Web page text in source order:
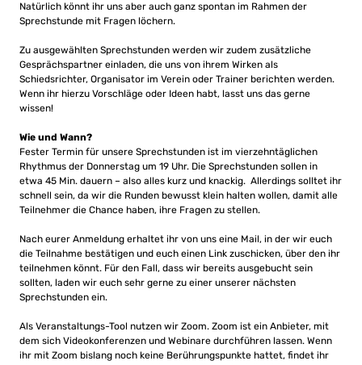
Natürlich könnt ihr uns aber auch ganz spontan im Rahmen der
Sprechstunde mit Fragen löchern.
Zu ausgewählten Sprechstunden werden wir zudem zusätzliche
Gesprächspartner einladen, die uns von ihrem Wirken als
Schiedsrichter, Organisator im Verein oder Trainer berichten werden.
Wenn ihr hierzu Vorschläge oder Ideen habt, lasst uns das gerne
wissen!
Wie und Wann?
Fester Termin für unsere Sprechstunden ist im vierzehntäglichen
Rhythmus der Donnerstag um 19 Uhr. Die Sprechstunden sollen in
etwa 45 Min. dauern – also alles kurz und knackig. Allerdings solltet ihr
schnell sein, da wir die Runden bewusst klein halten wollen, damit alle
Teilnehmer die Chance haben, ihre Fragen zu stellen.
Nach eurer Anmeldung erhaltet ihr von uns eine Mail, in der wir euch
die Teilnahme bestätigen und euch einen Link zuschicken, über den ihr
teilnehmen könnt. Für den Fall, dass wir bereits ausgebucht sein
sollten, laden wir euch sehr gerne zu einer unserer nächsten
Sprechstunden ein.
Als Veranstaltungs-Tool nutzen wir Zoom. Zoom ist ein Anbieter, mit
dem sich Videokonferenzen und Webinare durchführen lassen. Wenn
ihr mit Zoom bislang noch keine Berührungspunkte hattet, findet ihr